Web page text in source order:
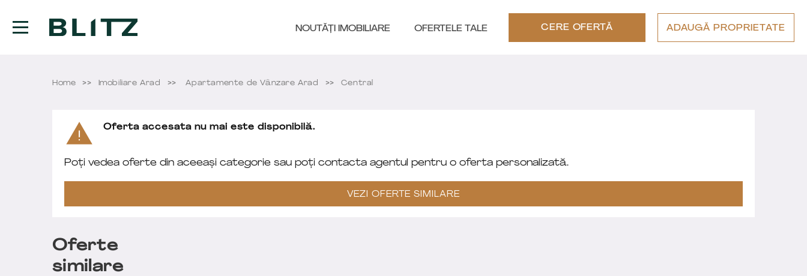
NOUTĂȚI IMOBILIARE OFERTELE TALE CERE OFERTĂ ADAUGĂ PROPRIETATE
Home Imobiliare Arad Apartamente de Vânzare Arad Central
Oferta accesata nu mai este disponibilă.
Poți vedea oferte din aceeași categorie sau poți contacta agentul pentru o oferta personalizată.
VEZI OFERTE SIMILARE
Oferte
similare